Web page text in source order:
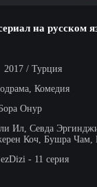
на русском
2017 / Турция
Комедия
Онур
Ил, Севда
Коч, Бушра Чам,
- 11 серия